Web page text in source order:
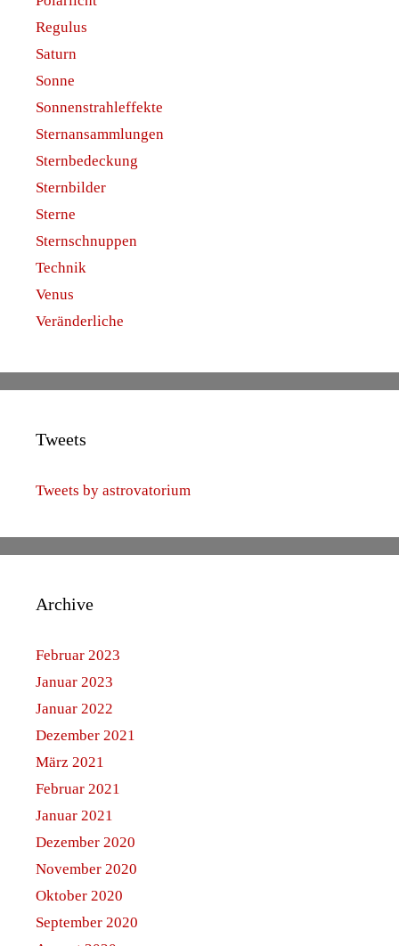
Regulus
Saturn
Sonne
Sonnenstrahleffekte
Sternansammlungen
Sternbedeckung
Sternbilder
Sterne
Sternschnuppen
Technik
Venus
Veränderliche
Tweets
Tweets by astrovatorium
Archive
Februar 2023
Januar 2023
Januar 2022
Dezember 2021
März 2021
Februar 2021
Januar 2021
Dezember 2020
November 2020
Oktober 2020
September 2020